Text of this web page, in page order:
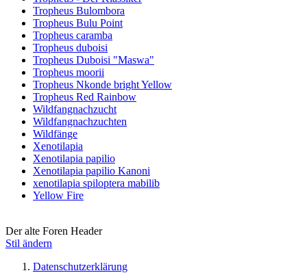
Tropheus Bulombora
Tropheus Bulu Point
Tropheus caramba
Tropheus duboisi
Tropheus Duboisi "Maswa"
Tropheus moorii
Tropheus Nkonde bright Yellow
Tropheus Red Rainbow
Wildfangnachzucht
Wildfangnachzuchten
Wildfänge
Xenotilapia
Xenotilapia papilio
Xenotilapia papilio Kanoni
xenotilapia spiloptera mabilib
Yellow Fire
Der alte Foren Header
Stil ändern
Datenschutzerklärung